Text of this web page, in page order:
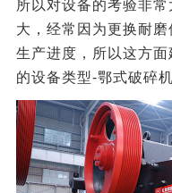
所以对设备的考验非
大，经常因为更换耐
生产进度，所以这方
的设备类型-鄂式破碎机